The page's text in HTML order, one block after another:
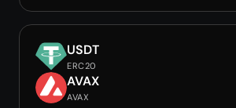
USDT
ERC20
AVAX
AVAX